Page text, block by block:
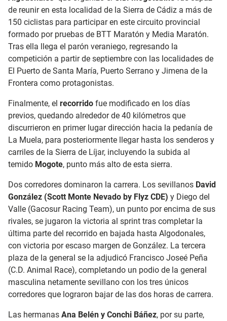
de reunir en esta localidad de la Sierra de Cádiz a más de
150 ciclistas para participar en este circuito provincial
formado por pruebas de BTT Maratón y Media Maratón.
Tras ella llega el parón veraniego, regresando la
competición a partir de septiembre con las localidades de
El Puerto de Santa María, Puerto Serrano y Jimena de la
Frontera como protagonistas.
Finalmente, el recorrido fue modificado en los días
previos, quedando alrededor de 40 kilómetros que
discurrieron en primer lugar dirección hacia la pedanía de
La Muela, para posteriormente llegar hasta los senderos y
carriles de la Sierra de Líjar, incluyendo la subida al
temido Mogote, punto más alto de esta sierra.
Dos corredores dominaron la carrera. Los sevillanos David
González (Scott Monte Nevado by Flyz CDE) y Diego del
Valle (Gacosur Racing Team), un punto por encima de sus
rivales, se jugaron la victoria al sprint tras completar la
última parte del recorrido en bajada hasta Algodonales,
con victoria por escaso margen de González. La tercera
plaza de la general se la adjudicó Francisco Joseé Peña
(C.D. Animal Race), completando un podio de la general
masculina netamente sevillano con los tres únicos
corredores que lograron bajar de las dos horas de carrera.
Las hermanas Ana Belén y Conchi Báñez, por su parte,